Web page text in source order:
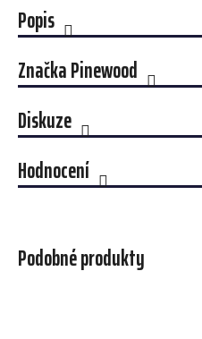
Popis
ZnačkaPinewood
Diskuze
Hodnocení
Podobné produkty